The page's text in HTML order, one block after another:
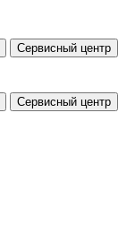
Сервисный центр
Сервисный центр